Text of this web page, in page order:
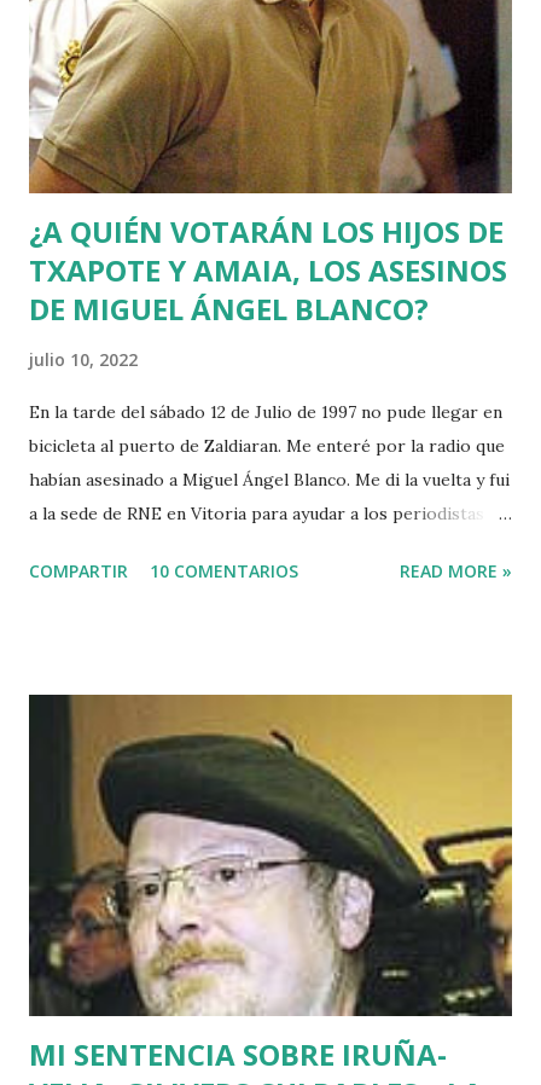
¿A QUIÉN VOTARÁN LOS HIJOS DE
TXAPOTE Y AMAIA, LOS ASESINOS
DE MIGUEL ÁNGEL BLANCO?
julio 10, 2022
En la tarde del sábado 12 de Julio de 1997 no pude llegar en
bicicleta al puerto de Zaldiaran. Me enteré por la radio que
habían asesinado a Miguel Ángel Blanco. Me di la vuelta y fui
a la sede de RNE en Vitoria para ayudar a los periodistas
pudiera ocurrir después de que se cumpliera el plazo de 48
Batasuna, Rufi Etxeberria, que hasta el año pasado fue
dirigente de Sortu. Tras aquel vil secuestro, las calles de
Euskadi dejaron de ser dominadas por ETA y su entorno
político. Nadie recuerda en Bilbao una manifestación mayor
que la que había pedido la liberación de Miguel Angel
Blanco horas antes de su asesinato: concentró a más de
medio millón de personas. Fuimos muchos los que
descubrimos que l...
COMPARTIR 10 COMENTARIOS READ MORE »
MI SENTENCIA SOBRE IRUÑA-